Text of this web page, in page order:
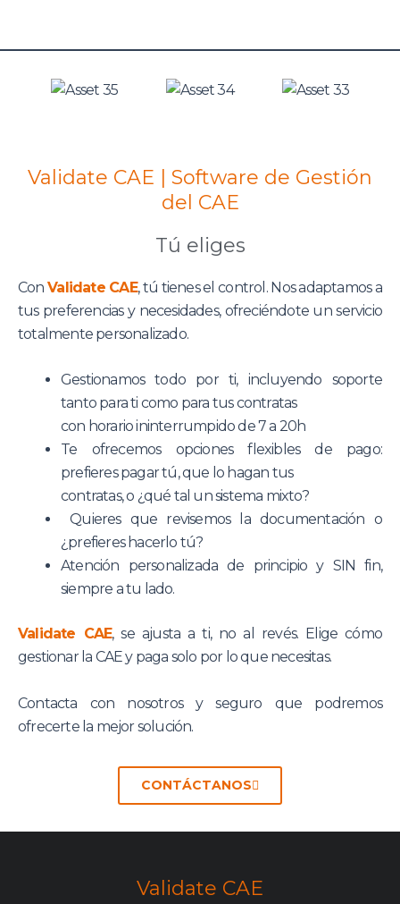
Validate CAE | Software de Gestión
del CAE
Tú eliges
ConValidate CAE, tú tienes el control. Nos adaptamos a
tus preferencias y necesidades, ofreciéndote un servicio
totalmente personalizado.
Gestionamos todo por ti, incluyendo soporte
tanto para ti como para tus contratas
con horario ininterrumpido de 7 a 20h
Te ofrecemos opciones flexibles de pago:
prefieres pagar tú, que lo hagan tus
contratas, o ¿qué tal un sistema mixto?
Quieres que revisemos la documentación o
¿prefieres hacerlo tú?
Atención personalizada de principio y SIN fin,
siempre a tu lado.
Validate CAE, se ajusta a ti, no al revés. Elige cómo
gestionar la CAE y paga solo por lo que necesitas.
Contacta con nosotros y seguro que podremos
ofrecerte la mejor solución.
CONTÁCTANOS
Validate CAE